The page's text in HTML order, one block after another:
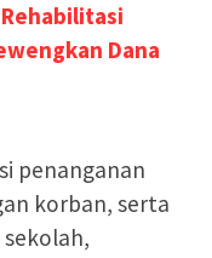
Dana
penanganan
korban, serta